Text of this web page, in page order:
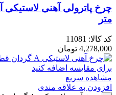
متر
کد کالا: 11081
4,278,000 تومان
برای مقایسه اضافه کنید
مشاهده سریع
افزودن به علاقه مندی